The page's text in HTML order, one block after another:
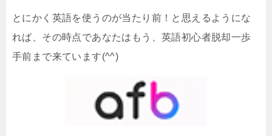
とにかく英語を使うのが当たり前！と思えるようにな
れば、その時点であなたはもう、英語初心者脱却一歩
手前まで来ています(^^)